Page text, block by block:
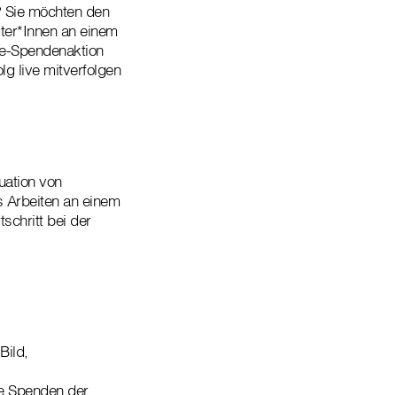
möchten den
an einem
Spendenaktion
live mitverfolgen
von
an einem
bei der
Spenden der